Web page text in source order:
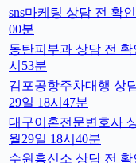
sns마케팅 상담 전 확
00분
동탄피부과 상담 전 확
시53분
김포공항주차대행 상
29일 18시47분
대구이혼전문변호사
월29일 18시40분
수원흥신소 상담 전 확